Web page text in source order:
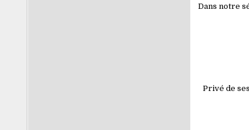
Dans notre
Privé de